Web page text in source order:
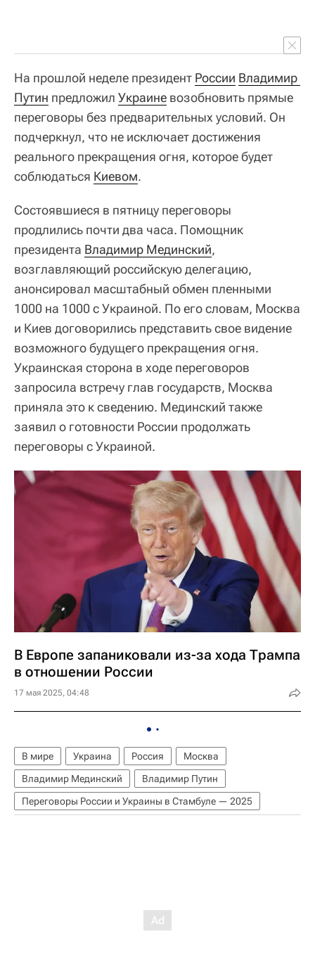
На прошлой неделе президент России Владимир
Путин предложил Украине возобновить прямые
переговоры без предварительных условий. Он
подчеркнул, что не исключает достижения
реального прекращения огня, которое будет
соблюдаться Киевом.
Состоявшиеся в пятницу переговоры
продлились почти два часа. Помощник
президента Владимир Мединский,
возглавляющий российскую делегацию,
анонсировал масштабный обмен пленными
1000 на 1000 с Украиной. По его словам, Москва
и Киев договорились представить свое видение
возможного будущего прекращения огня.
Украинская сторона в ходе переговоров
запросила встречу глав государств, Москва
приняла это к сведению. Мединский также
заявил о готовности России продолжать
переговоры с Украиной.
В Европе запаниковали из-за хода Трампа
в отношении России
17 мая 2025, 04:48
В мире Украина Россия
Москва
Владимир Мединский
Владимир Путин
Переговоры России и Украины в Стамбуле — 2025